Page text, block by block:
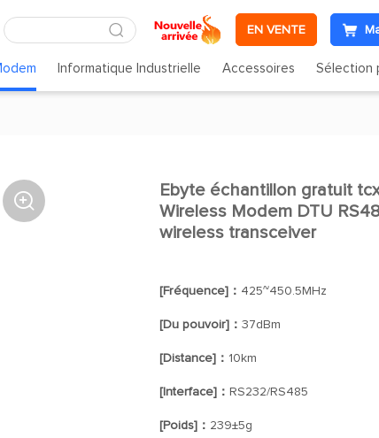
EN VENTE
Informatique Industrielle Accessoires Sélection

Ebyte échantillon gratuit
Wireless Modem DTU
wireless transceiver
[Fréquence]： 425~450.5MHz
[Du pouvoir]： 37dBm
[Distance]： 10km
[Interface]： RS232/RS485
[Poids]： 239±5g